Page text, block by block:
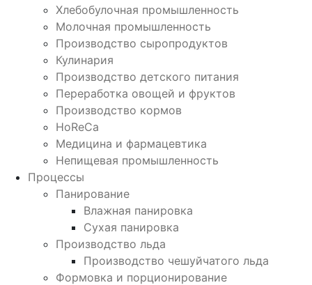
Хлебобулочная промышленность
Молочная промышленность
Производство сыропродуктов
Кулинария
Производство детского питания
Переработка овощей и фруктов
Производство кормов
HoReCa
Медицина и фармацевтика
Непищевая промышленность
Процессы
Панирование
Влажная панировка
Сухая панировка
Производство льда
Производство чешуйчатого льда
Формовка и порционирование